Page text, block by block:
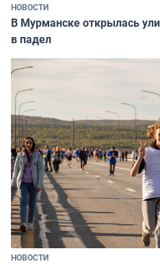
НОВОСТИ
В Мурманске открылась
в падел
НОВОСТИ